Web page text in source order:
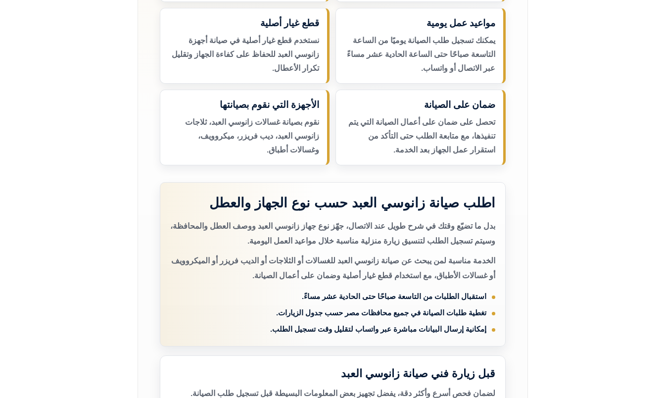
مواعيد عمل يومية
يمكنك تسجيل طلب الصيانة يوميًا من الساعة
التاسعة صباحًا حتى الساعة الحادية عشر مساءً
عبر الاتصال أو واتساب.
قطع غيار أصلية
نستخدم قطع غيار أصلية في صيانة أجهزة
زانوسي العبد للحفاظ على كفاءة الجهاز وتقليل
تكرار الأعطال.
ضمان على الصيانة
تحصل على ضمان على أعمال الصيانة التي يتم
تنفيذها، مع متابعة الطلب حتى التأكد من
استقرار عمل الجهاز بعد الخدمة.
الأجهزة التي نقوم بصيانتها
نقوم بصيانة غسالات زانوسي العبد، ثلاجات
زانوسي العبد، ديب فريزر، ميكروويف،
وغسالات أطباق.
اطلب صيانة زانوسي العبد حسب نوع الجهاز والعطل
بدل ما تضيّع وقتك في شرح طويل عند الاتصال، جهّز نوع جهاز زانوسي العبد ووصف العطل والمحافظة،
وسيتم تسجيل الطلب لتنسيق زيارة منزلية مناسبة خلال مواعيد العمل اليومية.
الخدمة مناسبة لمن يبحث عن صيانة زانوسي العبد للغسالات أو الثلاجات أو الديب فريزر أو الميكروويف
أو غسالات الأطباق، مع استخدام قطع غيار أصلية وضمان على أعمال الصيانة.
استقبال الطلبات من التاسعة صباحًا حتى الحادية عشر مساءً.
تغطية طلبات الصيانة في جميع محافظات مصر حسب جدول الزيارات.
إمكانية إرسال البيانات مباشرة عبر واتساب لتقليل وقت تسجيل الطلب.
قبل زيارة فني صيانة زانوسي العبد
لضمان فحص أسرع وأكثر دقة، يفضل تجهيز بعض المعلومات البسيطة قبل تسجيل طلب الصيانة.